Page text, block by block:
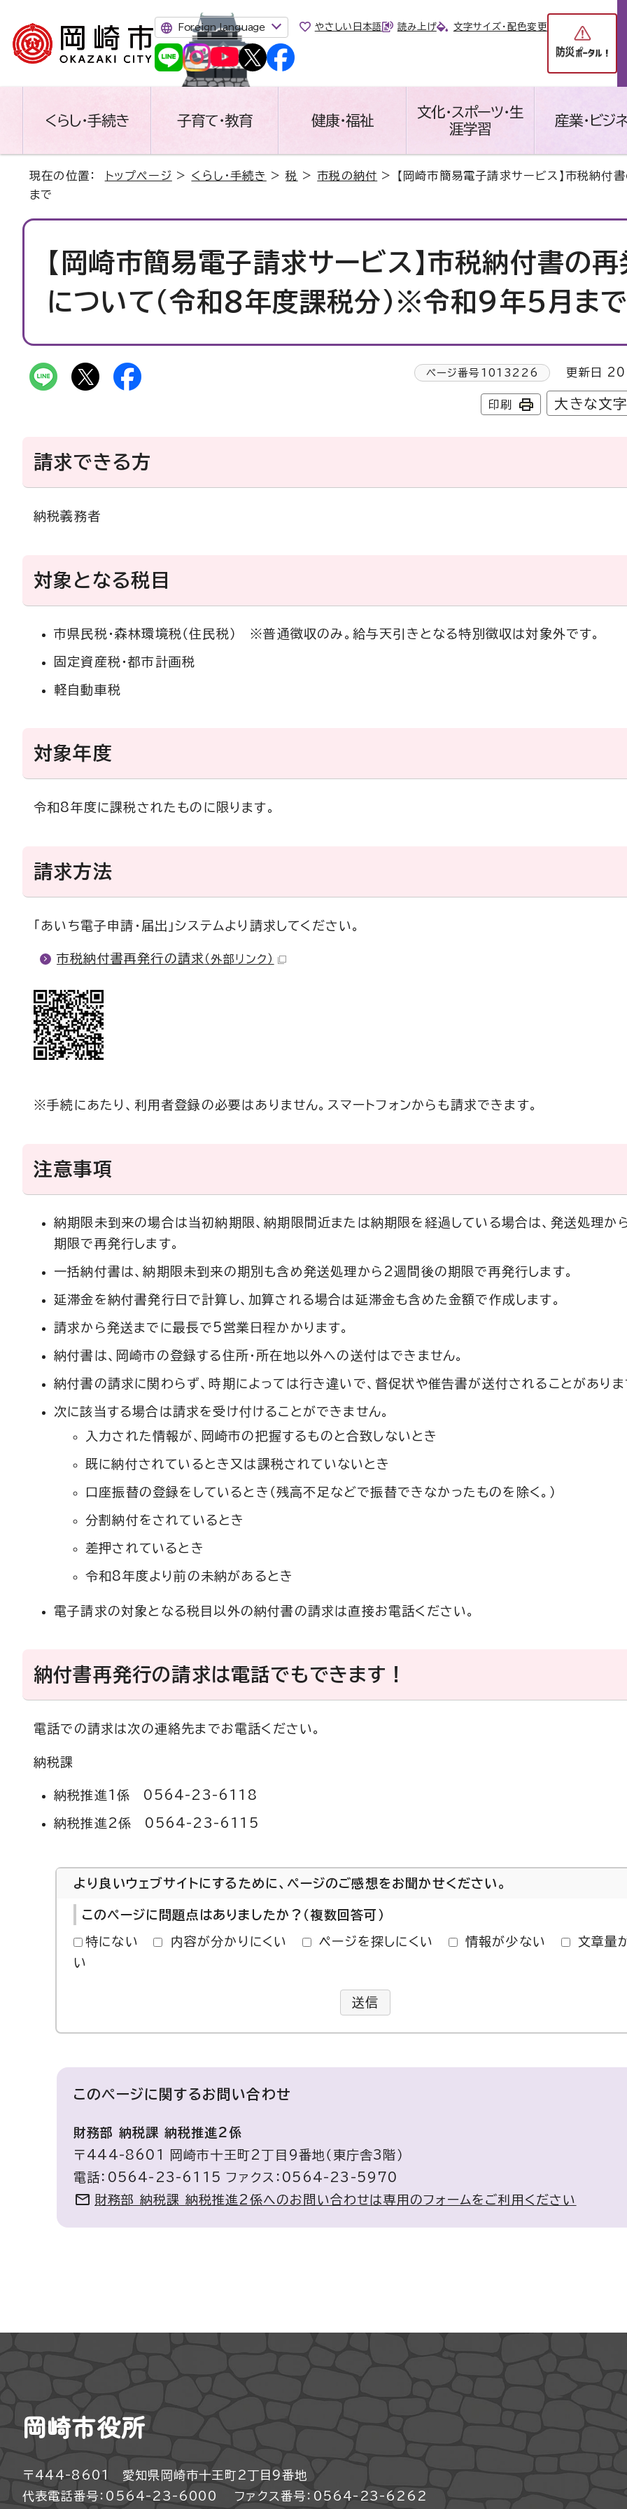
Foreign language やさしい日本語 読み上げ 文字サイズ・配色変更
くらし・手続き 子育て・教育 健康・福祉
文化・スポーツ・生
涯学習
産業・ビジ
現在の位置： トップページ > くらし・手続き >税 >市税の納付 > 【岡崎市簡易電子請求サービス】市税納付
まで
【岡崎市簡易電子請求サービス】市税納付書の
について（令和8年度課税分）※令和9年5月ま
ページ番号 1013226 更新日
印刷 大きな文
請求できる方
納税義務者
対象となる税目
市県民税・森林環境税（住民税） ※普通徴収のみ。給与天引きとなる特別徴収は対象外です。
固定資産税・都市計画税
軽自動車税
対象年度
令和8年度に課税されたものに限ります。
請求方法
「あいち電子申請・届出」システムより請求してください。
市税納付書再発行の請求 （外部リンク）
※手続にあたり、利用者登録の必要はありません。スマートフォンからも請求できます。
注意事項
納期限未到来の場合は当初納期限、納期限間近または納期限を経過している場合は、発送処理か
期限で再発行します。
一括納付書は、納期限未到来の期別も含め発送処理から2週間後の期限で再発行します。
延滞金を納付書発行日で計算し、加算される場合は延滞金も含めた金額で作成します。
請求から発送までに最長で5営業日程かかります。
納付書は、岡崎市の登録する住所・所在地以外への送付はできません。
納付書の請求に関わらず、時期によっては行き違いで、督促状や催告書が送付されることがありま
次に該当する場合は請求を受け付けることができません。
入力された情報が、岡崎市の把握するものと合致しないとき
既に納付されているとき又は課税されていないとき
口座振替の登録をしているとき（残高不足などで振替できなかったものを除く。）
分割納付をされているとき
差押されているとき
令和8年度より前の未納があるとき
電子請求の対象となる税目以外の納付書の請求は直接お電話ください。
納付書再発行の請求は電話でもできます！
電話での請求は次の連絡先までお電話ください。
納税課
納税推進1係 0564-23-6118
納税推進2係 0564-23-6115
より良いウェブサイトにするために、ページのご感想をお聞かせください。
このページに問題点はありましたか？（複数回答可）
特にない 内容が分かりにくい ページを探しにくい 情報が少ない
文章量
い
送信
このページに関するお問い合わせ
財務部 納税課 納税推進2係
〒444-8601 岡崎市十王町2丁目9番地（東庁舎3階）
電話：0564-23-6115 ファクス：0564-23-5970
財務部 納税課 納税推進2係へのお問い合わせは専用のフォームをご利用ください
岡崎市役所
〒444-8601 愛知県岡崎市十王町2丁目9番地
代表電話番号：0564-23-6000
ファクス番号：0564-23-6262